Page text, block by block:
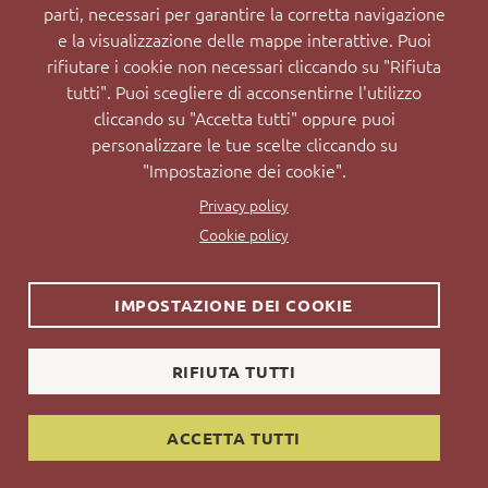
parti, necessari per garantire la corretta navigazione
e la visualizzazione delle mappe interattive. Puoi
rifiutare i cookie non necessari cliccando su "Rifiuta
tutti". Puoi scegliere di acconsentirne l'utilizzo
cliccando su "Accetta tutti" oppure puoi
personalizzare le tue scelte cliccando su
"Impostazione dei cookie".
Privacy policy
Cookie policy
IMPOSTAZIONE DEI COOKIE
RIFIUTA TUTTI
ACCETTA TUTTI